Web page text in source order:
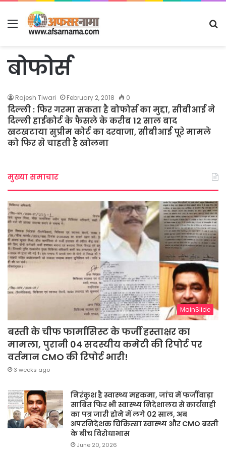
Menu
बोफोर्स
Rajesh Tiwari February 2, 2018 0
दिल्ली : फिर गरमा सकता है बोफोर्स का मुद्दा, सीबीआई ने
दिल्ली हाईकोर्ट के फैसले के करीब 12 साल बाद
खटखटाया सुप्रीम कोर्ट का दरवाजा, सीबीआई पूरे मामले
को फिर से चाहती है खोलना
मुख्या समाचार
MainSlide
बस्ती के चीफ फार्मासिस्ट के फर्जी हस्ताक्षर का
मामला, पुरानी 04 सदस्यीय कमेटी की रिपोर्ट पर
वर्तमान CMO की रिपोर्ट भारी!
3 weeks ago
निरंकुश है स्वास्थ्य महकमा, जांच में फर्जीवाड़ा
साबित फिर भी स्वास्थ्य निदेशालय से कार्यवाही
का पत्र जारी होने में लगे 02 साल, अब
अपरनिदेशक चिकित्सा स्वास्थ्य और CMO बस्ती
के बीच विरोधाभास
June 20, 2026